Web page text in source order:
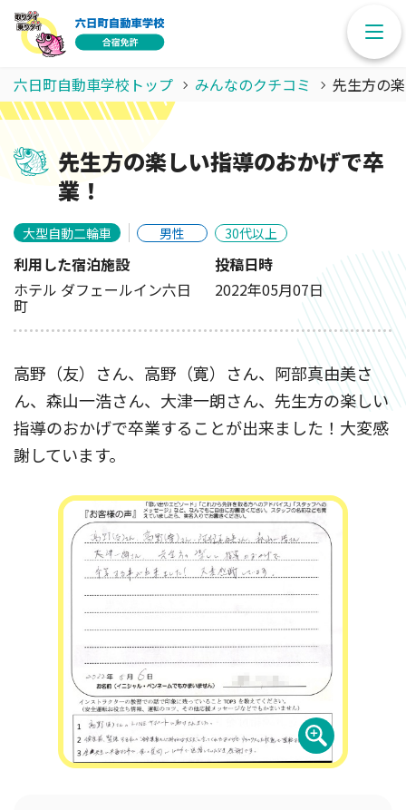
六日町自動車学校トップ みんなのクチコミ 先生方の
先生方の楽しい指導のおかげで卒
業！
大型自動二輪車 男性 30代以上
利用した宿泊施設
ホテル ダフェールイン六日
町
投稿日時
2022年05月07日
高野（友）さん、高野（寛）さん、阿部真由美さ
ん、森山一浩さん、大津一朗さん、先生方の楽しい
指導のおかげで卒業することが出来ました！大変感
謝しています。